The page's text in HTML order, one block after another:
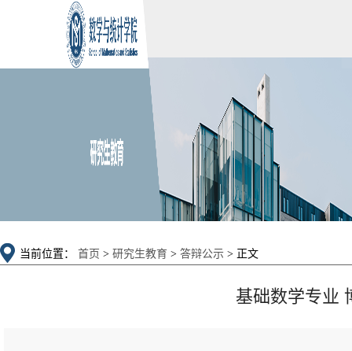
当前位置： 首页 > 研究生教育 > 答辩公示 > 正文
基础数学专业